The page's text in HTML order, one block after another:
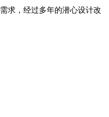
求，经过多年的潜心设计改